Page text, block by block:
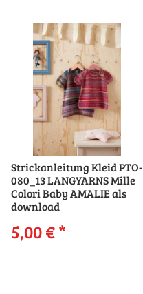
Strickanleitung Kleid PTO-
080_13 LANGYARNS Mille
Colori Baby AMALIE als
download
5,00 €*